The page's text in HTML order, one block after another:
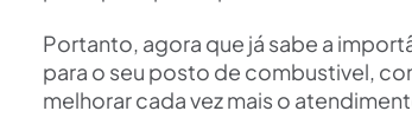
Portanto, agora que já sabe a
para o seu posto de combustivel,
melhorar cada vez mais o